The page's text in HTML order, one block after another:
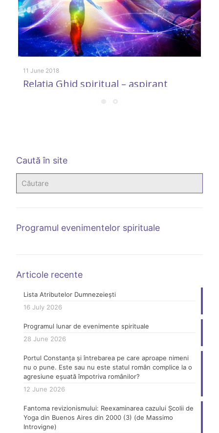
11 June 2018
Relația Ghid spiritual – aspirant
Caută în site
Programul evenimentelor spirituale
Articole recente
Lista Atributelor Dumnezeiești
16 July 2026
Programul lunar de evenimente spirituale
28 June 2026
Portul Constanța și întrebarea pe care aproape nimeni
nu o pune. Este sau nu este statul român complice la o
agresiune eșuată împotriva românilor?
12 June 2026
Fantoma revizionismului: Reexaminarea cazului Școlii de
Yoga din Buenos Aires din 2000 (3) (de Massimo
Introvigne)